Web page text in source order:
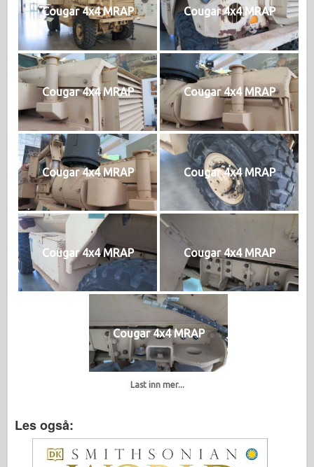
Cougar 4x4 MRAP Cougar 4x4 MRAP
Cougar 4x4 MRAP Cougar 4x4 MRAP
Cougar 4x4 MRAP Cougar 4x4 MRAP
Cougar 4x4 MRAP Cougar 4x4 MRAP
Cougar 4x4 MRAP
Last inn mer...
Les også: